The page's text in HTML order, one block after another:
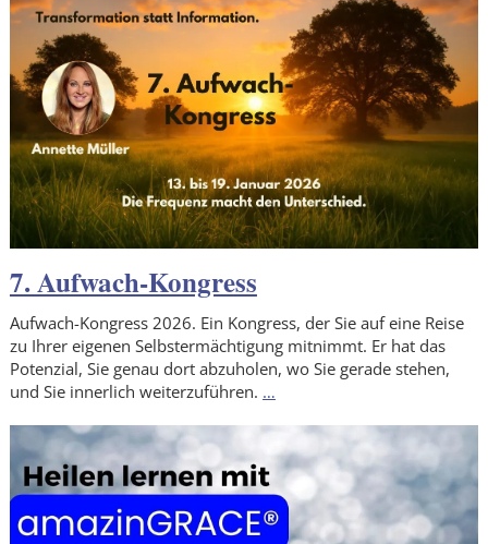
7. Aufwach-Kongress
Aufwach-Kongress 2026. Ein Kongress, der Sie auf eine Reise
zu Ihrer eigenen Selbstermächtigung mitnimmt. Er hat das
Potenzial, Sie genau dort abzuholen, wo Sie gerade stehen,
und Sie innerlich weiterzuführen. …